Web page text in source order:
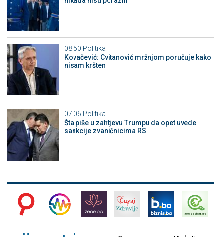
08:50 Politika
Kovačević: Cvitanović mržnjom poručuje kako
nisam kršten
07:06 Politika
Šta piše u zahtjevu Trumpu da opet uvede
sankcije zvaničnicima RS